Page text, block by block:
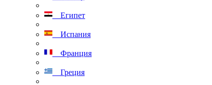
Египет
Испания
Франция
Греция